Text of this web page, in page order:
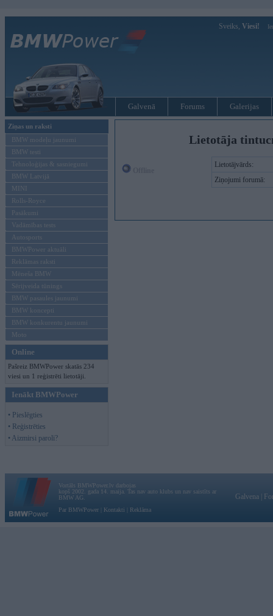
Sveiks, Viesi!
Galvenā Forums Galerijas
Ziņas un raksti
BMW modeļu jaunumi
BMW testi
Tehnoloģijas & sasniegumi
BMW Latvijā
MINI
Rolls-Royce
Pasākumi
Vadāmības tests
Autosports
BMWPower aktuāli
Reklāmas raksti
Mēneša BMW
Sērijveida tūnings
BMW pasaules jaunumi
BMW koncepti
BMW konkurentu jaunumi
Moto
Online
Pašreiz BMWPower skatās 234
viesi un 1 reģistrēti lietotāji.
Ienākt BMWPower
• Pieslēgties
• Reģistrēties
• Aizmirsi paroli?
Lietotāja
Lietotājvārds:
Ziņojumi forumā:
Vortāls BMWPower.lv darbojas
kopš 2002. gada 14. maija. Tas nav auto klubs un nav saistīts ar
BMW AG.
Par BMWPower
Kontakti Reklāma
Galvena